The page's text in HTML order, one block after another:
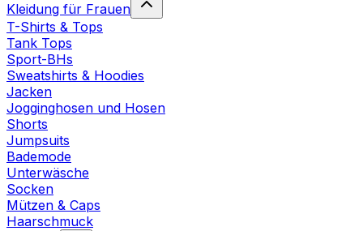
Kleidung für Frauen
T-Shirts & Tops
Tank Tops
Sport-BHs
Sweatshirts & Hoodies
Jacken
Jogginghosen und Hosen
Shorts
Jumpsuits
Bademode
Unterwäsche
Socken
Mützen & Caps
Haarschmuck